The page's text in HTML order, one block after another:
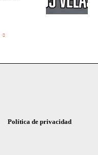
Política de privacidad